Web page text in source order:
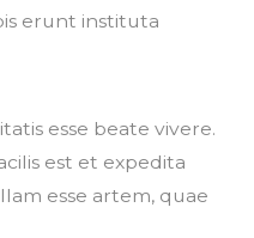
erunt instituta
esse beate vivere.
est et expedita
esse artem, quae